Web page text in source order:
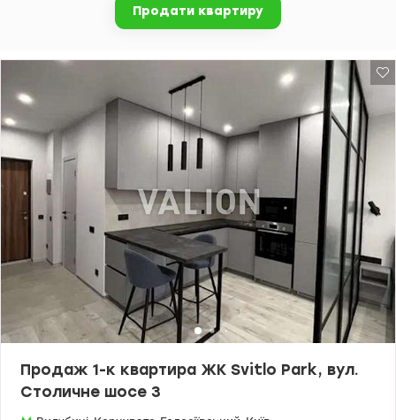
Продати квартиру
Продаж 1-к квартира ЖК Svitlo Park, вул.
Столичне шосе 3